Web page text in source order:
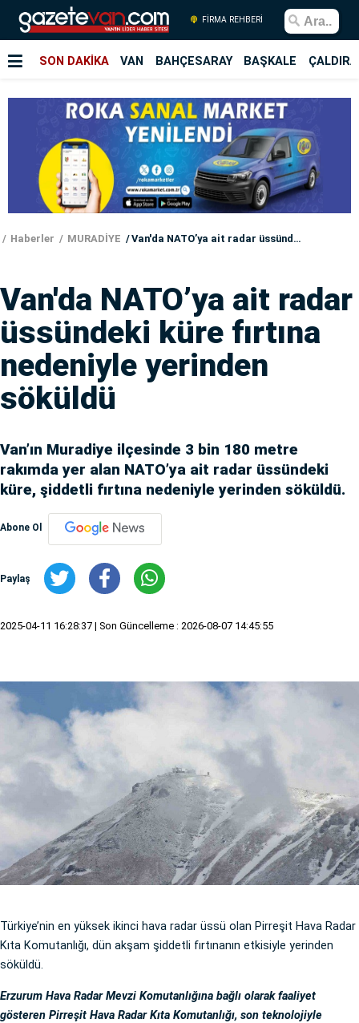
FİRMA REHBERİ
SON DAKİKA VAN BAHÇESARAY BAŞKALE
Haberler MURADİYE Van'da NATO’ya ait radar üssündeki küre fırtına nedeniyle yerinden söküldü
Van'da NATO’ya ait radar
üssündeki küre fırtına
nedeniyle yerinden
söküldü
Van’ın Muradiye ilçesinde 3 bin 180 metre
rakımda yer alan NATO’ya ait radar üssündeki
küre, şiddetli fırtına nedeniyle yerinden söküldü.
Abone Ol
Paylaş
2025-04-11 16:28:37 | Son Güncelleme : 2026-08-07 14:45:55
Türkiye’nin en yüksek ikinci hava radar üssü olan Pirreşit Hava Radar
Kıta Komutanlığı, dün akşam şiddetli fırtınanın etkisiyle yerinden
söküldü.
Erzurum Hava Radar Mevzi Komutanlığına bağlı olarak faaliyet
gösteren Pirreşit Hava Radar Kıta Komutanlığı, son teknolojiyle